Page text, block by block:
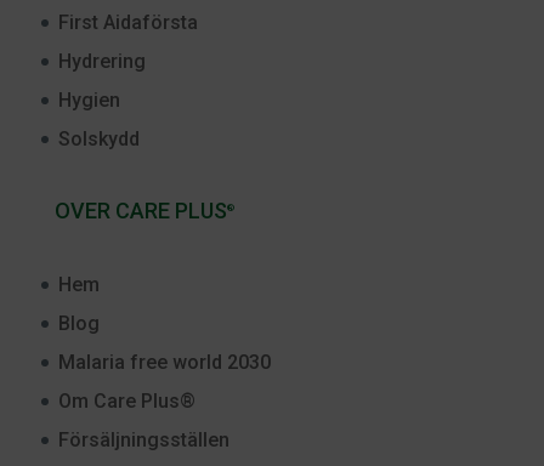
First Aidaförsta
Hydrering
Hygien
Solskydd
OVER CARE PLUS®
Hem
Blog
Malaria free world 2030
Om Care Plus®
Försäljningsställen